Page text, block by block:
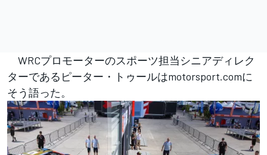
WRCプロモーターのスポーツ担当シニアディレク
ターであるピーター・トゥールはmotorsport.comに
そう語った。